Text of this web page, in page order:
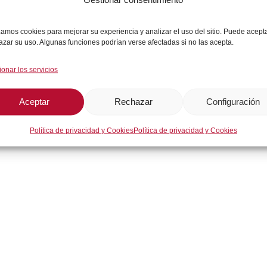
cookies para mejorar su experiencia y analizar el uso del sitio. Puede
su uso. Algunas funciones podrían verse afectadas si no las acepta.
los servicios
Aceptar Rechazar Configuración
Política de privacidad y CookiesPolítica de privacidad y Cookies
Descripción